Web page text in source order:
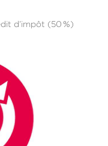
d’impôt (50 %)